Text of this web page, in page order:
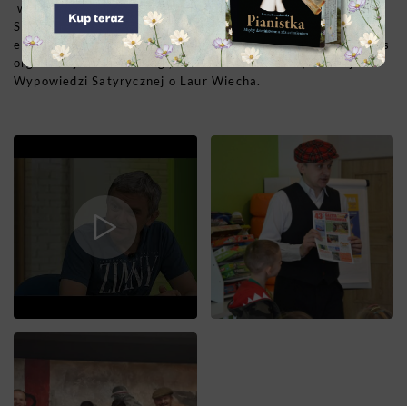
wydawnictwa literackie – praca badawcza nad monografią
Stefana Wiecha Wiecheckiego. Niemniej ważne są stałe
elementy pracy Stowarzyszenia Gwara Warszawska podczas
organizacji Urodzin Pragi, Festiwalu Grzesiuka, Turnieju
Wypowiedzi Satyrycznej o Laur Wiecha.